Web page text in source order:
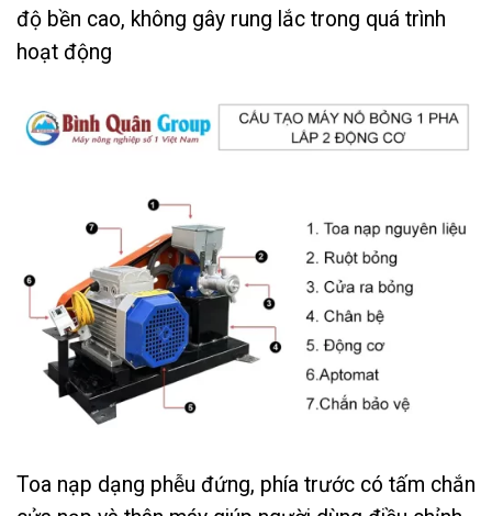
độ bền cao, không gây rung lắc trong quá trình
hoạt động
Toa nạp dạng phễu đứng, phía trước có tấm chắn